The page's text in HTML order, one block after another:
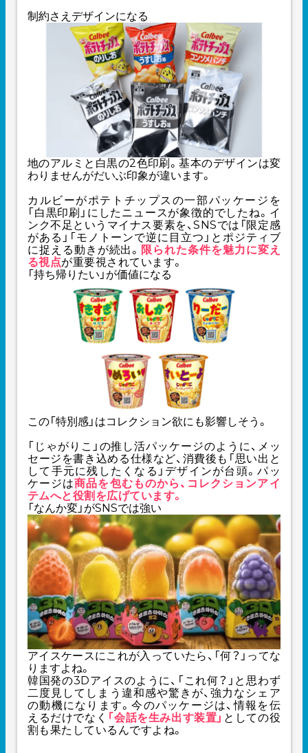
制約さえデザインになる
地のアルミと白黒の2色印刷。基本のデザインは変
わりませんがだいぶ印象が違います。
カルビーがポテトチップスの一部パッケージを
「白黒印刷」にしたニュースが象徴的でしたね。イ
ンク不足というマイナス要素を、SNSでは「限定感
がある」「モノトーンで逆に目立つ」とポジティブ
に捉える動きが続出。 限られた条件を魅力に変え
る視点が重要視されています。
「持ち帰りたい」が価値になる
この「特別感」はコレクション欲にも影響しそう。
「じゃがりこ」の推し活パッケージのように、メッ
セージを書き込める仕様など、消費後も「思い出と
して手元に残したくなる」デザインが台頭。パッ
ケージは商品を包むものから、コレクションアイ
テムへと役割を広げています。
「なんか変」がSNSでは強い
アイスケースにこれが入っていたら、「何？」ってな
りますよね。
韓国発の3Dアイスのように、「これ何？」と思わず
二度見してしまう違和感や驚きが、強力なシェア
の動機になります。今のパッケージは、情報を伝
えるだけでなく 「会話を生み出す装置」 としての役
割も果たしているんですよね。